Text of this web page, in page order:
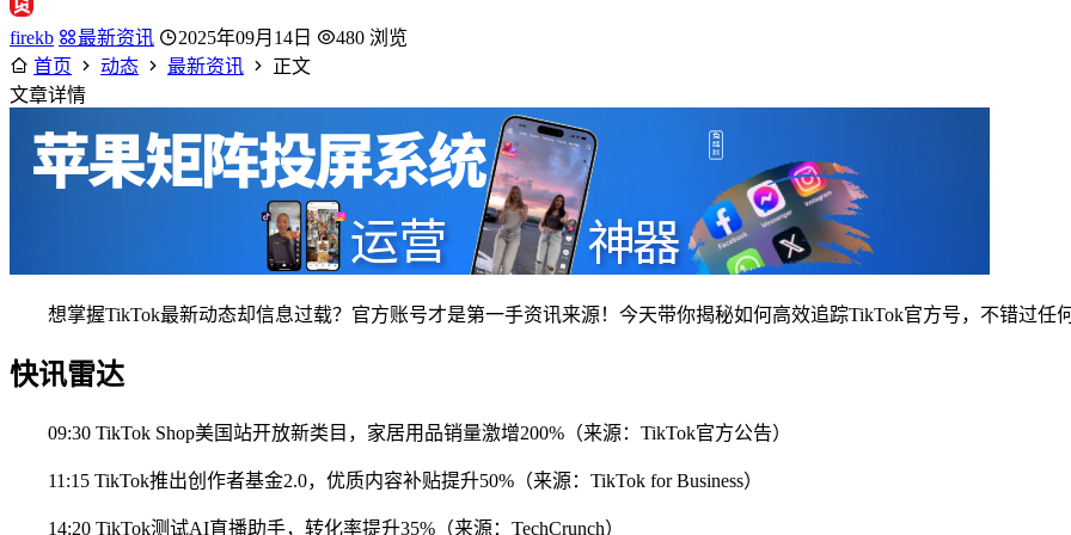
firekb 最新资讯 2025年09月14日
480 浏览
首页
动态 最新资讯
正文
文章详情
想掌握TikTok最新动态却信息过载？官方账号才是第一手资讯来源！今天带你揭秘如何高效追踪TikTok官方号，不错过任
快讯雷达
09:30 TikTok Shop美国站开放新类目，家居用品销量激增200%（来源：TikTok官方公告）
11:15 TikTok推出创作者基金2.0，优质内容补贴提升50%（来源：TikTok for Business）
14:20 TikTok测试AI直播助手，转化率提升35%（来源：TechCrunch）